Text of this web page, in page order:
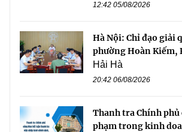
12:42 05/08/2026
Hà Nội: Chỉ đạo giải
phường Hoàn Kiếm,
Hải Hà
20:42 06/08/2026
Thanh tra Chính
phạm trong kinh